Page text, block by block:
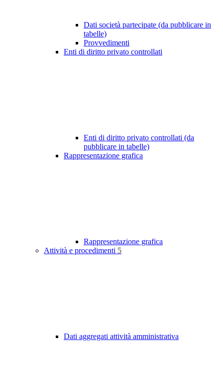
Dati società partecipate (da pubblicare in
tabelle)
Provvedimenti
Enti di diritto privato controllati
Enti di diritto privato controllati (da
pubblicare in tabelle)
Rappresentazione grafica
Rappresentazione grafica
Attività e procedimenti 5
Dati aggregati attività amministrativa